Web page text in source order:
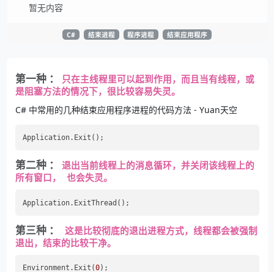
暂无内容
C# 结束进程 程序进程 结束应用程序
第一种 ：
只在主线程里可以起到作用，而且当有线程，或
是阻塞方法的情况下，很比较容易失灵。
C# 中常用的几种结束应用程序进程的代码方法 - Yuan天空
第二种 ：
退出当前线程上的消息循环，并关闭该线程上的
所有窗口， 也会失灵。
第三种 ：
这是比较彻底的退出进程方式，线程都会被强制
退出，结束的比较干净。
Environment.Exit(0